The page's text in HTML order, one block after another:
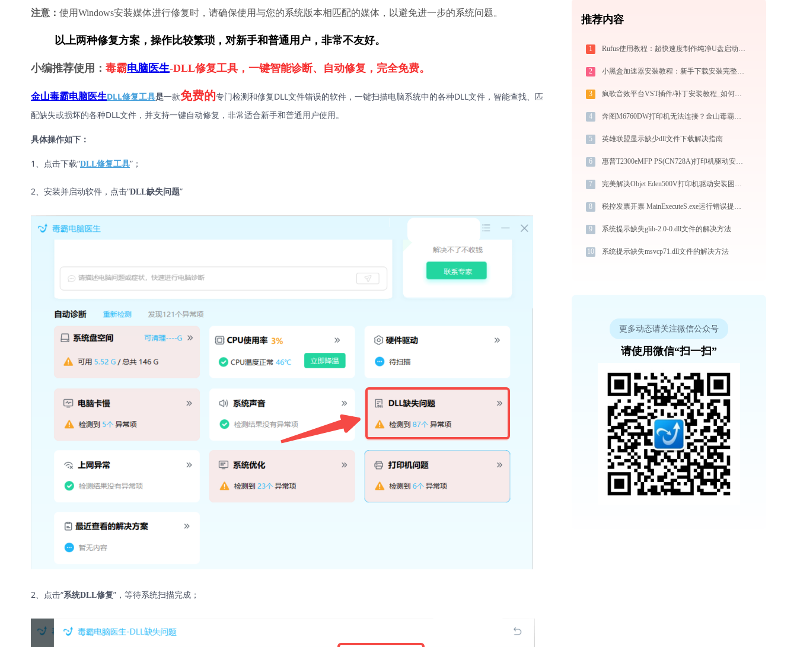
注意： 使用Windows安装媒体进行修复时，请确保使用与您的系统版本相匹配的媒体，以避免进一步的系统问题。
以上两种修复方案，操作比较繁琐，对新手和普通用户，非常不友好。
小编推荐使用： 毒霸电脑医生-DLL修复工具，一键智能诊断、自动修复，完全免费。
金山毒霸电脑医生DLL修复工具是一款免费的专门检测和修复DLL文件错误的软件，一键扫描电脑系统中的各种DLL文件，智能查找、匹
配缺失或损坏的各种DLL文件，并支持一键自动修复，非常适合新手和普通用户使用。
具体操作如下：
1、点击下载“DLL修复工具”；
2、安装并启动软件，点击“DLL缺失问题”
2、点击“系统DLL修复”，等待系统扫描完成；
推荐内容
1 Rufus使用教程：超快速度制作纯净U盘启动盘，装机必备免费工具
2 小黑盒加速器安装教程：新手下载安装完整步骤
3 疯歌音效平台VST插件/补丁安装教程_如何加载插件效果包
4 奔图M6760DW打印机无法连接？金山毒霸教你解决！
5 英雄联盟显示缺少dll文件下载解决指南
6 惠普T2300eMFP PS(CN728A)打印机驱动安装不再难，跟着这些步骤一学就会
7 完美解决Objet Eden500V打印机驱动安装困扰，全面下载安装教程
8 税控发票开票 MainExecuteS.exe运行错误提示0xc000000d的解决办法
9 系统提示缺失glib-2.0-0.dll文件的解决方法
10 系统提示缺失msvcp71.dll文件的解决方法
更多动态请关注微信公众号
请使用微信“扫一扫”